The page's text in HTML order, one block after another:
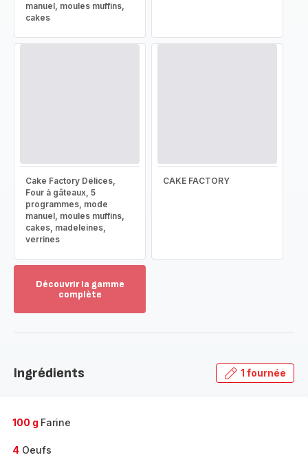
manuel, moules muffins,
cakes
Cake Factory Délices,
Four à gâteaux, 5
programmes, mode
manuel, moules muffins,
cakes, madeleines,
verrines
CAKE FACTORY
Découvrir la gamme
complète
gamme
Ingrédients 1 fournée
100 g Farine
4 Oeufs